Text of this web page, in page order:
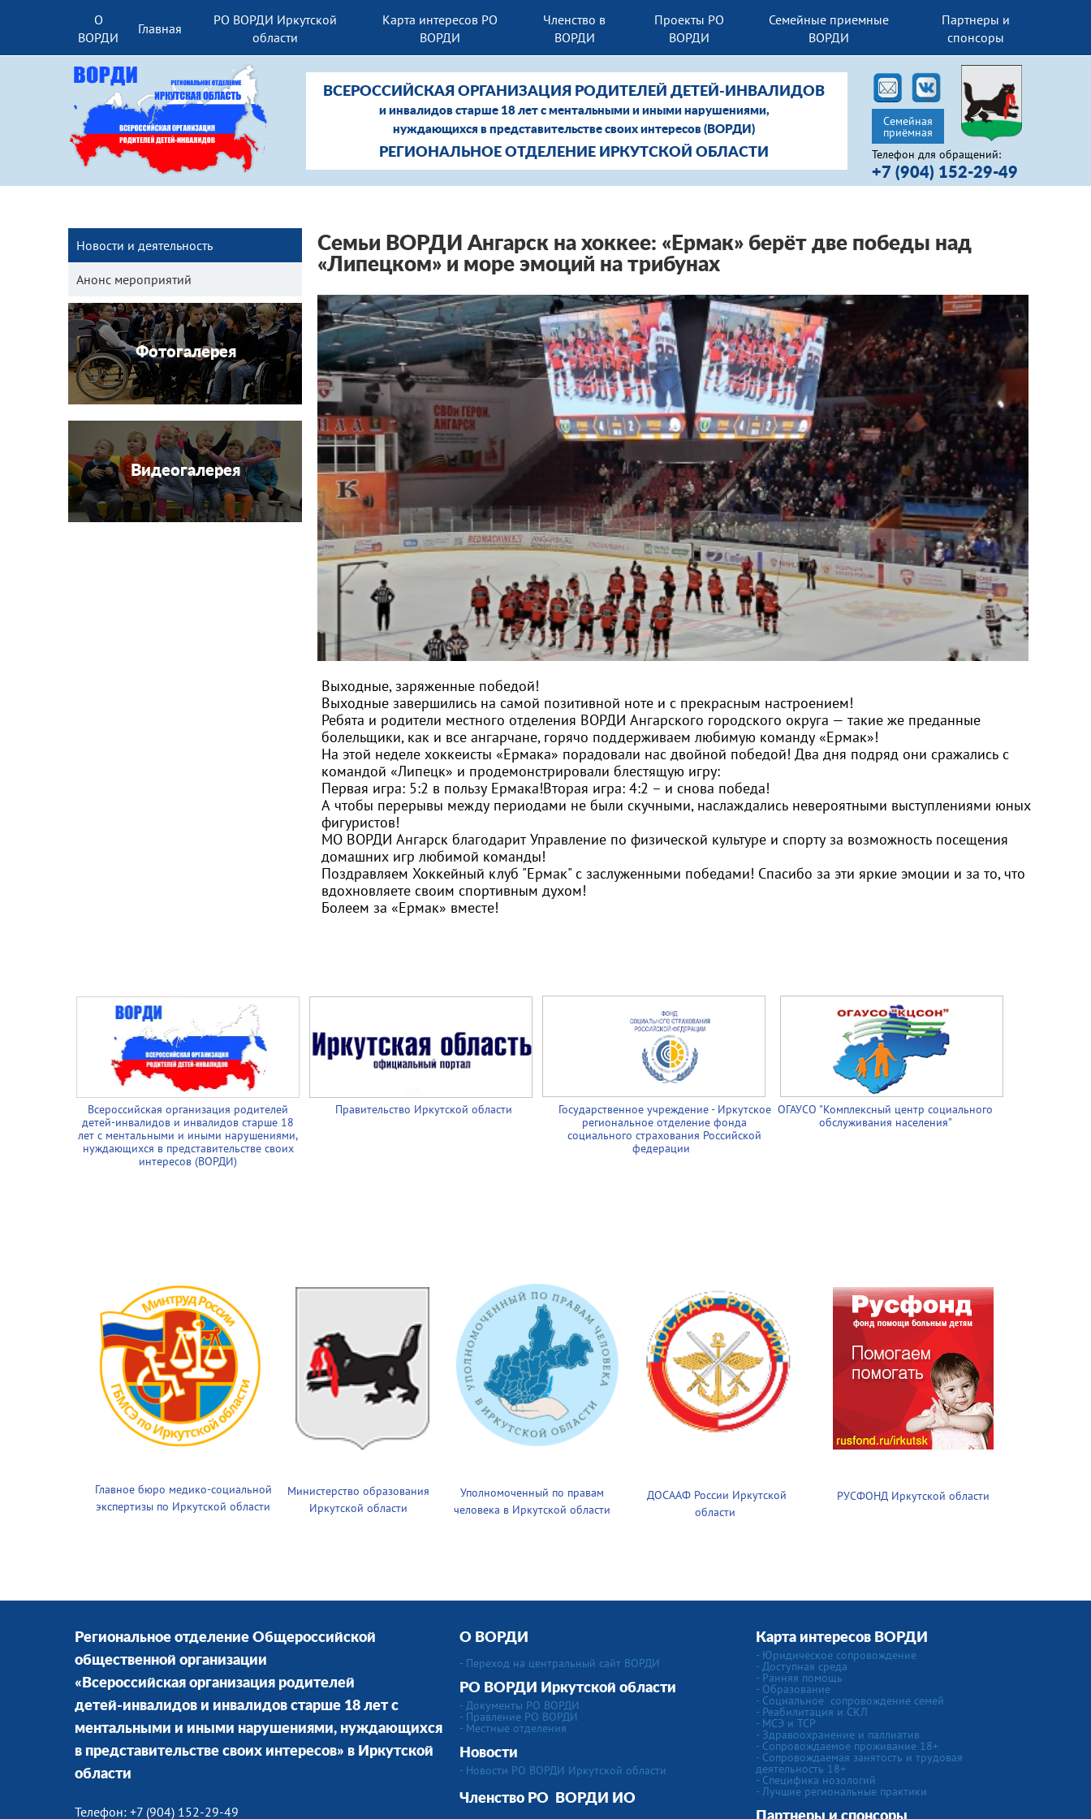
О
ВОРДИ
Главная
РО ВОРДИ Иркутской
области
Карта интересов РО
ВОРДИ
Членство в
ВОРДИ
Проекты РО
ВОРДИ
Семейные приемные
ВОРДИ
Партнеры и
спонсоры
Телефон для обращений:
+7 (904) 152-29-49
ВСЕРОССИЙСКАЯ ОРГАНИЗАЦИЯ РОДИТЕЛЕЙ ДЕТЕЙ-ИНВАЛИДОВ
и инвалидов старше 18 лет с ментальными и иными нарушениями,
нуждающихся в представительстве своих интересов (ВОРДИ)
РЕГИОНАЛЬНОЕ ОТДЕЛЕНИЕ ИРКУТСКОЙ ОБЛАСТИ
Семейная
приёмная
Новости и деятельность
Анонс мероприятий
Фотогалерея
Видеогалерея
Семьи ВОРДИ Ангарск на хоккее: «Ермак» берёт две победы над
«Липецком» и море эмоций на трибунах
Выходные, заряженные победой!
Выходные завершились на самой позитивной ноте и с прекрасным настроением!
Ребята и родители местного отделения ВОРДИ Ангарского городского округа — такие же преданные
болельщики, как и все ангарчане, горячо поддерживаем любимую команду «Ермак»!
На этой неделе хоккеисты «Ермака» порадовали нас двойной победой! Два дня подряд они сражались с
командой «Липецк» и продемонстрировали блестящую игру:
Первая игра: 5:2 в пользу Ермака!Вторая игра: 4:2 – и снова победа!
А чтобы перерывы между периодами не были скучными, наслаждались невероятными выступлениями юных
фигуристов!
МО ВОРДИ Ангарск благодаритУправление по физической культуре и спорту за возможность посещения
домашних игр любимой команды!
Поздравляем Хоккейный клуб "Ермак" с заслуженными победами! Спасибо за эти яркие эмоции и за то, что
вдохновляете своим спортивным духом!
Болеем за «Ермак» вместе!
Всероссийская организация родителей
детей-инвалидов и инвалидов старше 18
лет с ментальными и иными нарушениями,
нуждающихся в представительстве своих
интересов (ВОРДИ)
Правительство Иркутской области
Государственное учреждение - Иркутское
региональное отделение фонда
социального страхования Российской
федерации
ОГАУСО "Комплексный центр социального
обслуживания населения"
Главное бюро медико-социальной
экспертизы по Иркутской области
Министерство образования
Иркутской области
Уполномоченный по правам
человека в Иркутской области
ДОСААФ России Иркутской
области
РУСФОНД Иркутской области
Региональное отделение Общероссийской
общественной организации
«Всероссийская организация родителей
детей-инвалидов и инвалидов старше 18 лет с
ментальными и иными нарушениями, нуждающихся
в представительстве своих интересов» в Иркутской
области
Телефон: +7 (904) 152-29-49
О ВОРДИ
- Переход на центральный сайт ВОРДИ
РО ВОРДИ Иркутской области
- Документы РО ВОРДИ
- Правление РО ВОРДИ
- Местные отделения
Новости
- Новости РО ВОРДИ Иркутской области
Членство РО
ВОРДИ ИО
Карта интересов ВОРДИ
- Юридическое сопровождение
- Доступная среда
- Ранняя помощь
- Образование
- Социальное сопровождение семей
- Реабилитация и СКЛ
- МСЭ и ТСР
- Здравоохранение и паллиатив
- Сопровождаемое проживание 18+
- Сопровождаемая занятость и трудовая
деятельность 18+
- Специфика нозологий
- Лучшие региональные практики